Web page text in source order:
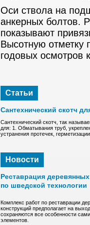
Оси ствола на
анкерных болтов.
показывают
Высотную
годовых осмотров
Статьи
Сантехнический скотч
Сантехнический скотч, так
для: 1. Обматывания труб,
устранения протечек,
Новости
Реставрация
по шведской технологии
Комплекс работ по реставрации
конструкций предполагает на
сохраняются все особенности
элементов.